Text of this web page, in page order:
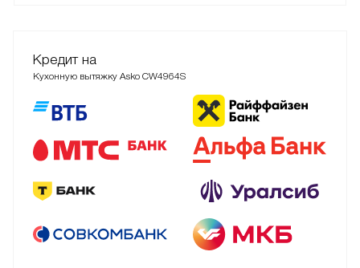
Кредит на
Кухонную вытяжку Asko CW4964S